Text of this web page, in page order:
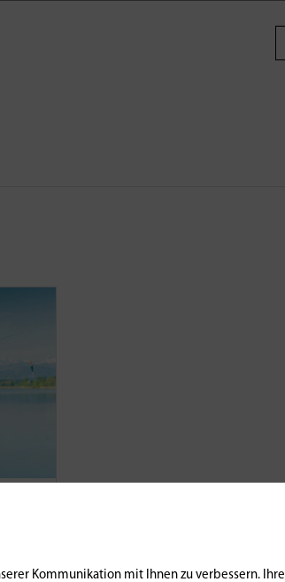
Kommunikation mit Ihnen zu verbessern. Ihre